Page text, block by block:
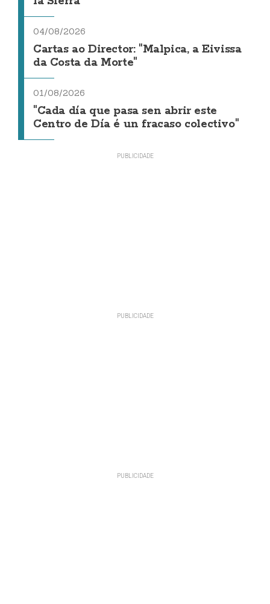
04/08/2026
Cartas ao Director: "Malpica, a Eivissa
da Costa da Morte"
01/08/2026
"Cada día que pasa sen abrir este
Centro de Día é un fracaso colectivo"